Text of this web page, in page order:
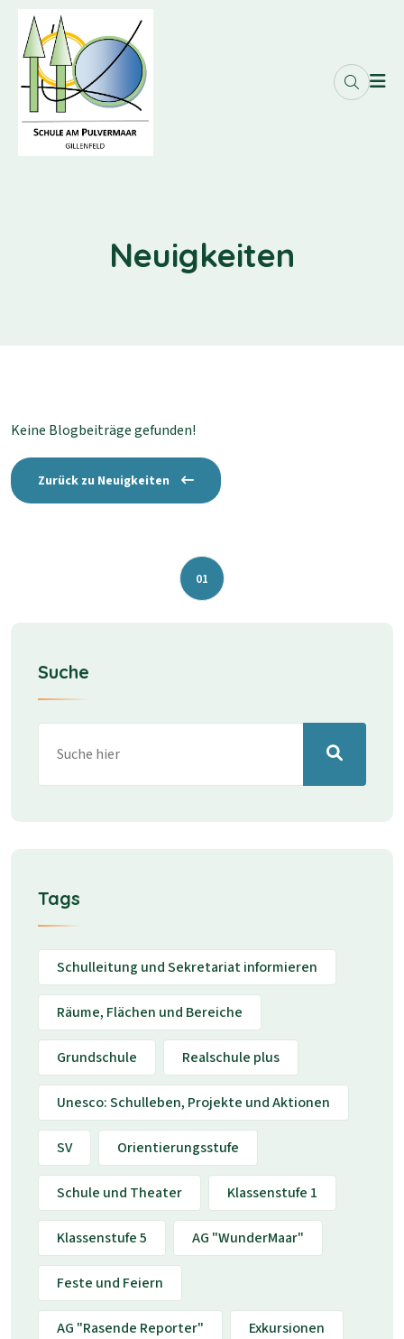
Neuigkeiten
Keine Blogbeiträge gefunden!
Zurück zu Neuigkeiten
01
Suche
Tags
Schulleitung und Sekretariat informieren
Räume, Flächen und Bereiche
Grundschule Realschule plus
Unesco: Schulleben, Projekte und Aktionen
SV Orientierungsstufe
Schule und Theater Klassenstufe 1
Klassenstufe 5 AG "WunderMaar"
Feste und Feiern
AG "Rasende Reporter" Exkursionen